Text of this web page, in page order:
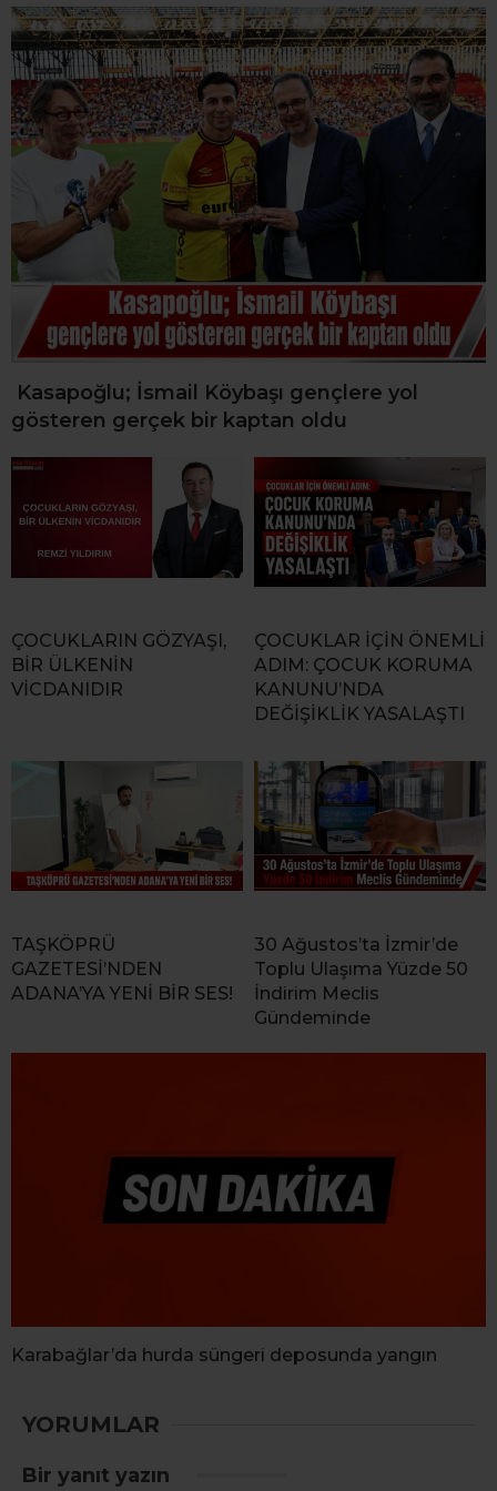
Kasapoğlu; İsmail Köybaşı gençlere yol
gösteren gerçek bir kaptan oldu
ÇOCUKLARIN GÖZYAŞI,
BİR ÜLKENİN
VİCDANIDIR
ÇOCUKLAR İÇİN ÖNEMLİ
ADIM: ÇOCUK KORUMA
KANUNU’NDA
DEĞİŞİKLİK YASALAŞTI
TAŞKÖPRÜ
GAZETESİ’NDEN
ADANA’YA YENİ BİR SES!
30 Ağustos’ta İzmir’de
Toplu Ulaşıma Yüzde 50
İndirim Meclis
Gündeminde
Karabağlar’da hurda süngeri deposunda yangın
YORUMLAR
Bir yanıt yazın